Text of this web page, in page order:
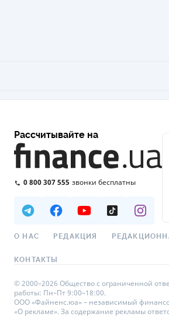
Рассчитывайте на
0 800 307 555 звонки бесплатны
О НАС РЕДАКЦИЯ
КОНТАКТЫ
© 2000–2026 Общество с ограниченной
работы: Пн–Пт 9:00–18:00.
ООО «Файненс.юа» – независимый
«О рекламе». За содержание рекламы